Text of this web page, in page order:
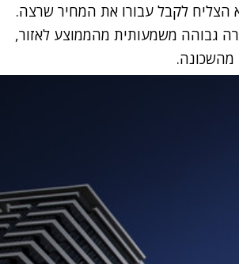
הצליח לקבל עבורו את המחיר שרצה.
גבוהה משמעותית מהממוצע לאזור,